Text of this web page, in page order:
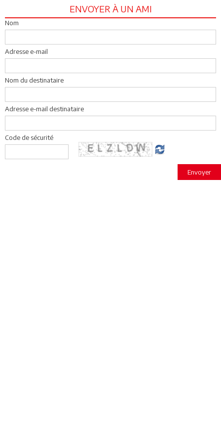
ENVOYER À UN AMI
Nom
Adresse e-mail
Nom du destinataire
Adresse e-mail destinataire
Code de sécurité
Envoyer